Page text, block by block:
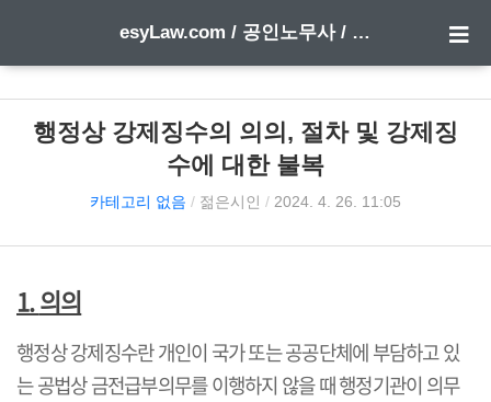
esyLaw.com / 공인노무사 / 행정사 한 방에 합격하기
행정상 강제징수의 의의, 절차 및 강제징
수에 대한 불복
카테고리 없음 / 젊은시인 / 2024. 4. 26. 11:05
1.의의
행정상 강제징수란 개인이 국가 또는 공공단체에 부담하고 있
는 공법상 금전급부의무를 이행하지 않을 때 행정기관이 의무